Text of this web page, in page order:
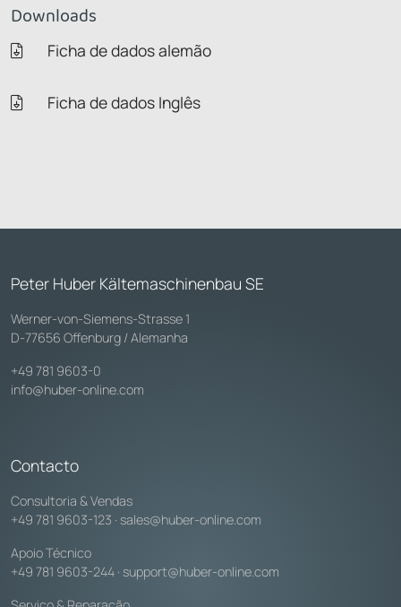
Downloads
Ficha de dados alemão
Ficha de dados Inglês
Peter Huber Kältemaschinenbau SE
Werner-von-Siemens-Strasse 1
D-77656 Offenburg / Alemanha
+49 781 9603-0
info@huber-online.com
Contacto
Consultoria & Vendas
+49 781 9603-123 · sales@huber-online.com
Apoio Técnico
+49 781 9603-244 · support@huber-online.com